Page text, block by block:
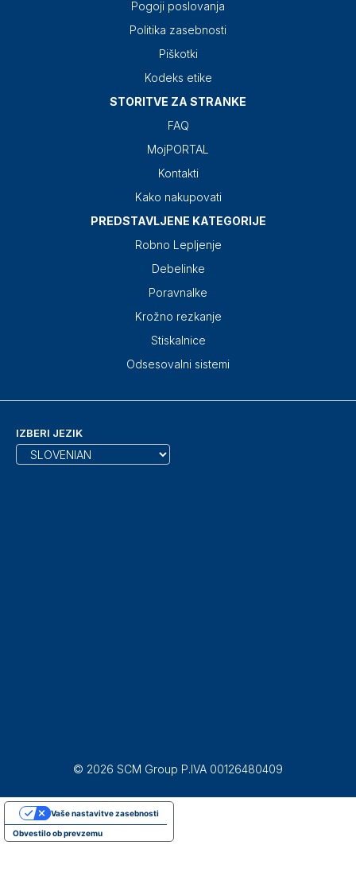
Pogoji poslovanja
Politika zasebnosti
Piškotki
Kodeks etike
STORITVE ZA STRANKE
FAQ
MojPORTAL
Kontakti
Kako nakupovati
PREDSTAVLJENE KATEGORIJE
Robno Lepljenje
Debelinke
Poravnalke
Krožno rezkanje
Stiskalnice
Odsesovalni sistemi
IZBERI JEZIK
© 2026 SCM Group P.IVA 00126480409
Obvestilo ob prevzemu
Vaše nastavitve zasebnosti